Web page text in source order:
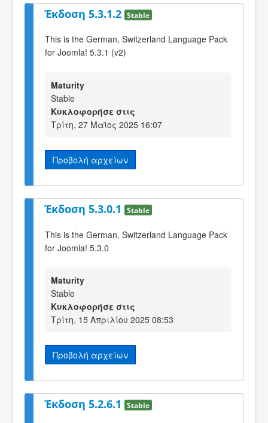
Έκδοση 5.3.1.2 Stable
This is the German, Switzerland Language Pack
for Joomla! 5.3.1 (v2)
Maturity
Stable
Κυκλοφορήσε στις
Τρίτη, 27 Μαϊος 2025 16:07
Προβολή αρχείων
Έκδοση 5.3.0.1 Stable
This is the German, Switzerland Language Pack
for Joomla! 5.3.0
Maturity
Stable
Κυκλοφορήσε στις
Τρίτη, 15 Απριλίου 2025 08:53
Προβολή αρχείων
Έκδοση 5.2.6.1 Stable